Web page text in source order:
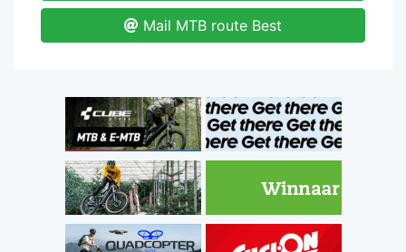
Mail MTB route Best